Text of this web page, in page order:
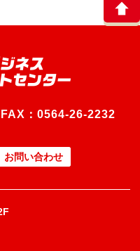
FAX：0564-26-2232
お問い合わせ